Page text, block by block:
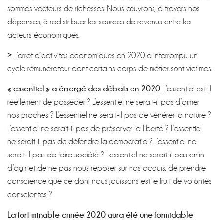
sommes vecteurs de richesses. Nous œuvrons, à travers nos
dépenses, à redistribuer les sources de revenus entre les
acteurs économiques.
> L’arrêt d’activités économiques en 2020 a interrompu un
cycle rémunérateur dont certains corps de métier sont victimes.
« essentiel » a émergé des débats en 2020. L’essentiel est-il
réellement de posséder ? L’essentiel ne serait-il pas d’aimer
nos proches ? L’essentiel ne serait-il pas de vénérer la nature ?
L’essentiel ne serait-il pas de préserver la liberté ? L’essentiel
ne serait-il pas de défendre la démocratie ? L’essentiel ne
serait-il pas de faire société ? L’essentiel ne serait-il pas enfin
d’agir et de ne pas nous reposer sur nos acquis, de prendre
conscience que ce dont nous jouissons est le fruit de volontés
conscientes ?
La fort minable année 2020 aura été une formidable